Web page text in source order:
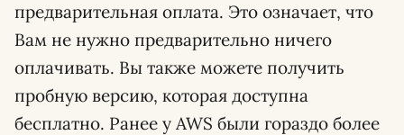
предварительная оплата. Это означает, что
Вам не нужно предварительно ничего
оплачивать. Вы также можете получить
пробную версию, которая доступна
бесплатно. Ранее у AWS были гораздо более